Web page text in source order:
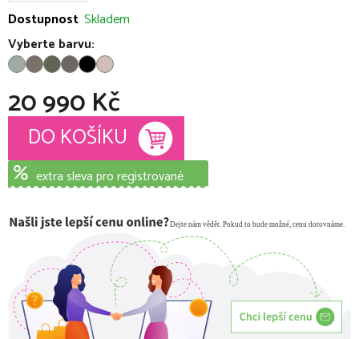
Dostupnost Skladem
Vyberte barvu:
20 990 Kč
Měrná cena:
DO KOŠÍKU
extra sleva pro registrované